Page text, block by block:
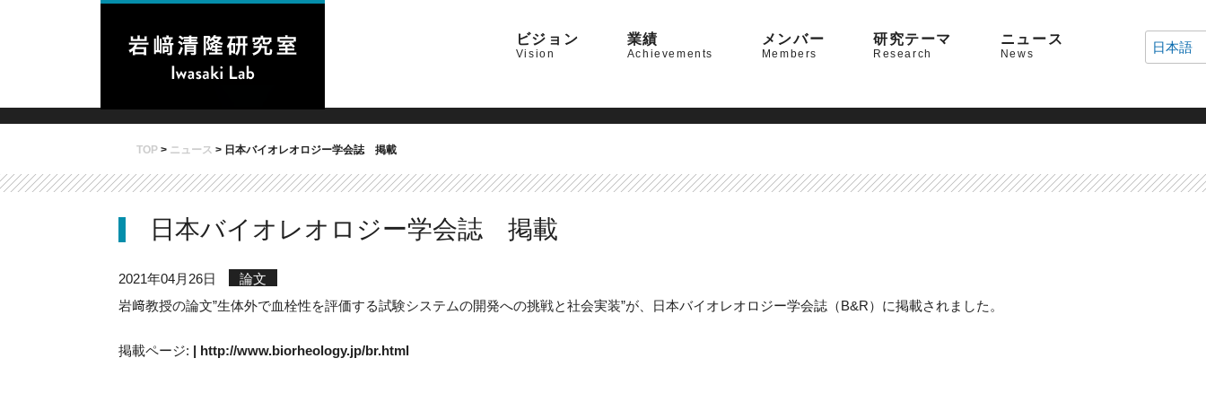
ビジョン
Vision
業績
Achievements
メンバー
Members
研究テーマ
Research
ニュース
News 日本語
TOP > ニュース > 日本バイオレオロジー学会誌 掲載
日本バイオレオロジー学会誌 掲載
2021年04月26日
論文
岩﨑教授の論文”生体外で血栓性を評価する試験システムの開発への挑戦と社会実装”が、日本バイオレオロジー学会誌（B&R）に掲載されました。
掲載ページ: | http://www.biorheology.jp/br.html